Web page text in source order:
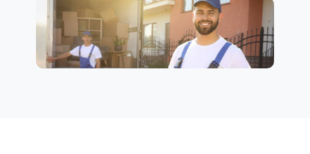
Mann